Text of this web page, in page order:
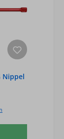
Nippel